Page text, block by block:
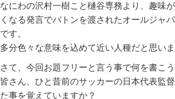
なにわの沢村一樹こと樋谷専務より、趣味
くなる発言でバトンを渡されたオールジャ
です。
多分色々な意味を込めて近い人種だと思いま
さて、今回お題フリーと言う事で何を書こう
皆さん、ひと昔前のサッカーの日本代表監
た事を覚えていますか？